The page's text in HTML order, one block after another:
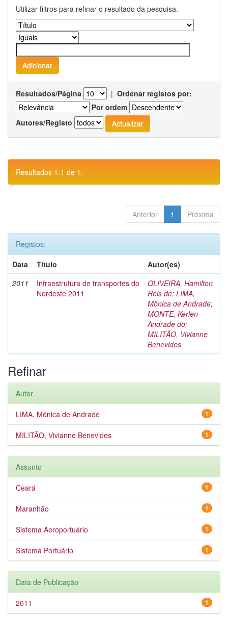
Utilizar filtros para refinar o resultado da pesquisa.
Resultados/Página | Ordenar registos por:
Por ordem
Autores/Registo
Resultados 1-1 de 1.
Anterior 1 Próxima
Registos:
Data
Título
Autor(es)
2011
Infraestrutura de transportes do
Nordeste 2011
OLIVEIRA, Hamilton
Reis de; LIMA,
Mônica de Andrade;
MONTE, Kerlen
Andrade do;
MILITÃO, Vivianne
Benevides
Refinar
Autor
1
LIMA, Mônica de Andrade
1
MILITÃO, Vivianne Benevides
Assunto
1
Ceará
1
Maranhão
1
Sistema Aeroportuário
1
Sistema Portuário
Data de Publicação
1
2011